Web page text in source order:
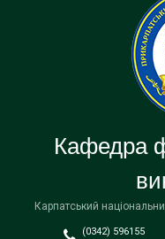
факультет
Кафедра
Карпатський
(0342) 596155